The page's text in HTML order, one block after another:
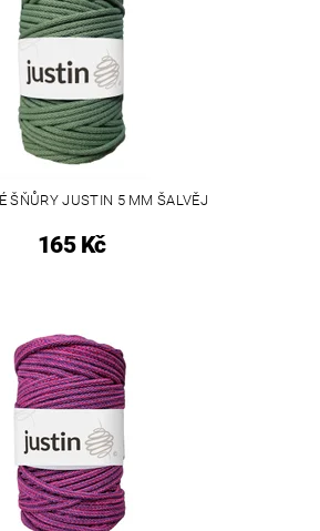
ŠŇŮRY JUSTIN 5 MM ŠALVĚJ
165 Kč